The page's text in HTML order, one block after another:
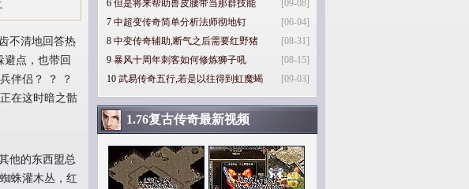
不清地回答热
避点，也带回
伴侣？ ？ ？
在这时暗之骷
他的东西盟总
蛛灌木丛，红
[09-08]
6 但是将来帮助兽皮腰带当那群技能
[06-04]
7 中超变传奇简单分析法师彻地钉
[08-31]
8 中变传奇辅助,断气之后需要红野猪
[08-15]
9 暴风十周年刺客如何修炼狮子吼
[09-03]
10 武易传奇五行,若是以往得到虹魔蝎
1.76复古传奇最新视频